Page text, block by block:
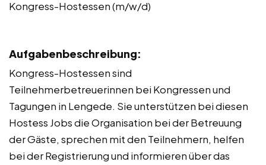
Kongress-Hostessen (m/w/d)
Aufgabenbeschreibung:
Kongress-Hostessen sind
Teilnehmerbetreuerinnen bei Kongressen und
Tagungen in Lengede. Sie unterstützen bei diesen
Hostess Jobs die Organisation bei der Betreuung
der Gäste, sprechen mit den Teilnehmern, helfen
bei der Registrierung und informieren über das